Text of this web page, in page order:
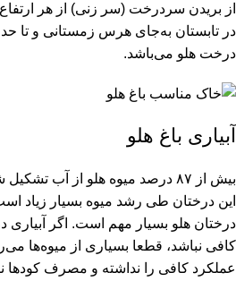
از بریدن سردرخت (سر زنی) از هر
در تابستان به‌جای هرس زمستانی و تا
درخت هلو می‌باشد.
آبیاری باغ هلو
بیش از ۸۷ درصد میوه هلو از آب
این درختان طی رشد میوه بسیار زیاد
درختان هلو بسیار مهم است. اگر
کافی نباشد، قطعا بسیاری از میوه‌ها
عملکرد کافی را نداشته و مصرف کودها